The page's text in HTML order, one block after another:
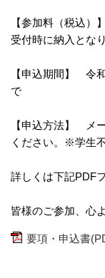
【参加料（税込
受付時に納入とな
【申込期間】 令
で
【申込方法】 メ
ください。※学生
詳しくは下記PDF
皆様のご参加、心
要項・申込書